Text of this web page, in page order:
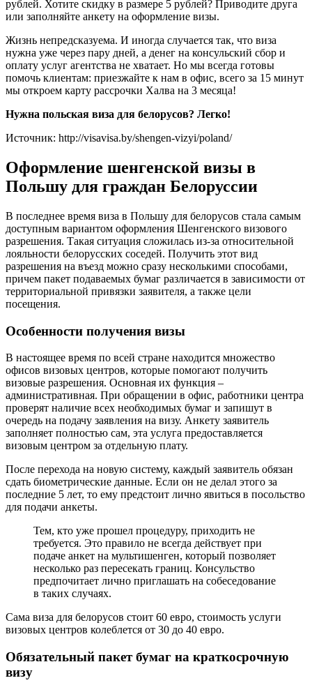
рублей. Хотите скидку в размере 5 рублей? Приводите друга
или заполняйте анкету на оформление визы.
Жизнь непредсказуема. И иногда случается так, что виза
нужна уже через пару дней, а денег на консульский сбор и
оплату услуг агентства не хватает. Но мы всегда готовы
помочь клиентам: приезжайте к нам в офис, всего за 15 минут
мы откроем карту рассрочки Халва на 3 месяца!
Нужна польская виза для белорусов? Легко!
Источник: http://visavisa.by/shengen-vizyi/poland/
Оформление шенгенской визы в
Польшу для граждан Белоруссии
В последнее время виза в Польшу для белорусов стала самым
доступным вариантом оформления Шенгенского визового
разрешения. Такая ситуация сложилась из-за относительной
лояльности белорусских соседей. Получить этот вид
разрешения на въезд можно сразу несколькими способами,
причем пакет подаваемых бумаг различается в зависимости от
территориальной привязки заявителя, а также цели
посещения.
Особенности получения визы
В настоящее время по всей стране находится множество
офисов визовых центров, которые помогают получить
визовые разрешения. Основная их функция –
административная. При обращении в офис, работники центра
проверят наличие всех необходимых бумаг и запишут в
очередь на подачу заявления на визу. Анкету заявитель
заполняет полностью сам, эта услуга предоставляется
визовым центром за отдельную плату.
После перехода на новую систему, каждый заявитель обязан
сдать биометрические данные. Если он не делал этого за
последние 5 лет, то ему предстоит лично явиться в посольство
для подачи анкеты.
Тем, кто уже прошел процедуру, приходить не
требуется. Это правило не всегда действует при
подаче анкет на мультишенген, который позволяет
несколько раз пересекать границ. Консульство
предпочитает лично приглашать на собеседование
в таких случаях.
Сама виза для белорусов стоит 60 евро, стоимость услуги
визовых центров колеблется от 30 до 40 евро.
Обязательный пакет бумаг на краткосрочную
визу